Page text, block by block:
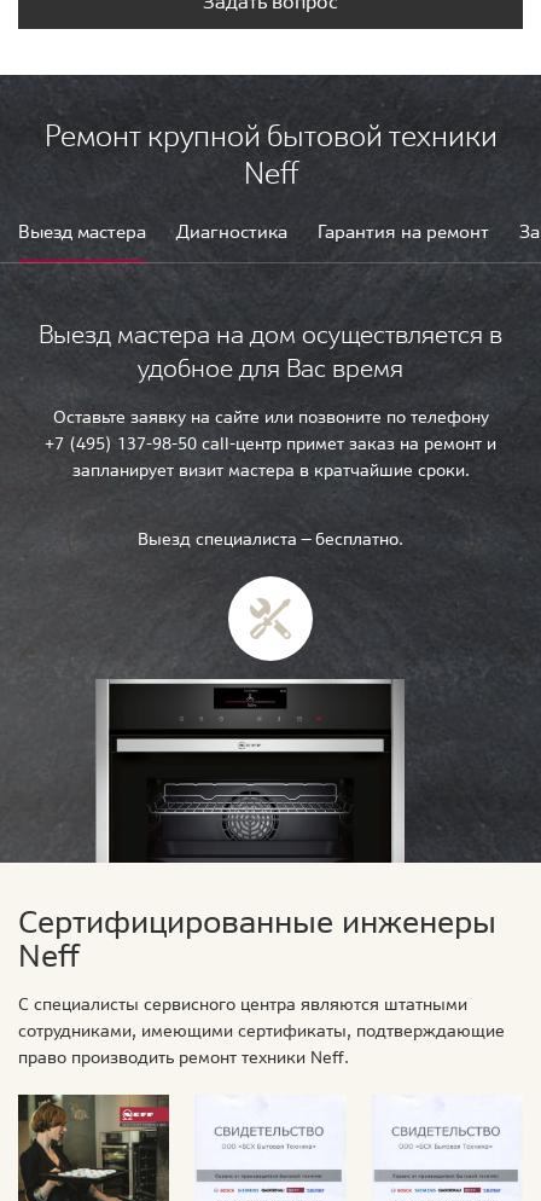
Ремонт крупной бытовой техники
Neff
Выезд мастера Диагностика Гарантия на ремонт
Выезд мастера на дом осуществляется в
удобное для Вас время
Оставьте заявку на сайте или позвоните по телефону
+7 (495) 137-98-50 call-центр примет заказ на ремонт и
запланирует визит мастера в кратчайшие сроки.
Выезд специалиста — бесплатно.
Сертифицированные инженеры
Neff
С специалисты сервисного центра являются штатными
сотрудниками, имеющими сертификаты, подтверждающие
право производить ремонт техники Neff.